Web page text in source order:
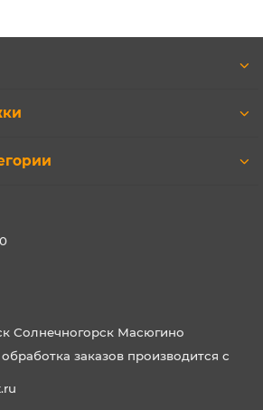
Солнечногорск Масюгино
заказов производится с